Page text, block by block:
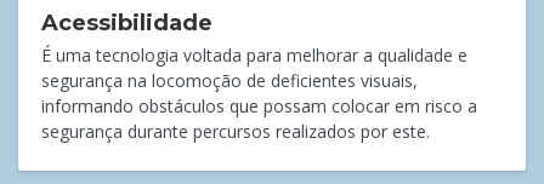
Acessibilidade
É uma tecnologia voltada para melhorar a qualidade e
segurança na locomoção de deficientes visuais,
informando obstáculos que possam colocar em risco a
segurança durante percursos realizados por este.